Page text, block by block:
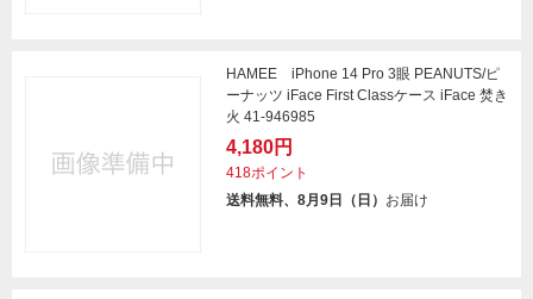
HAMEE iPhone 14 Pro 3眼 PEANUTS/ピ
ーナッツ iFace First Classケース iFace 焚き
火 41-946985
4,180円
418ポイント
送料無料、8月9日（日） お届け